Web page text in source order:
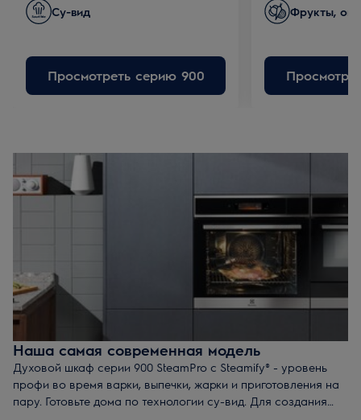
Су-вид
Просмотреть серию 900
Фрукты,
Наша самая современная модель
Духовой шкаф серии 900 SteamPro с Steamify® - уровень
профи во время варки, выпечки, жарки и приготовления на
пару. Готовьте дома по технологии су-вид. Для создания